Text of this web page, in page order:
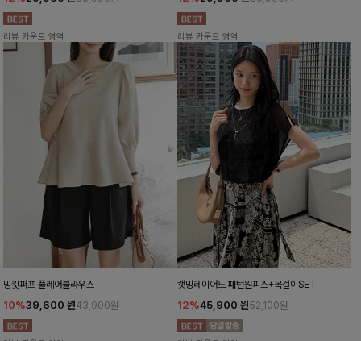
리뷰 카운트 영역 리뷰 카운트 영역
밍킷퍼프 플레어블라우스
10%39,600 원43,900원
캣밍레이어드 패턴원피스+목걸이SET
12%45,900 원52,100원